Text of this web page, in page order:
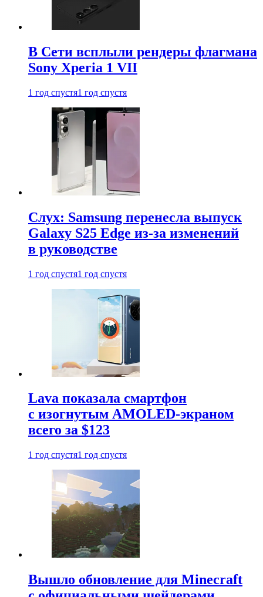
В Сети всплыли рендеры флагмана
Sony Xperia 1 VII
1 год спустя1 год спустя
Слух: Samsung перенесла выпуск
Galaxy S25 Edge из-за изменений
в руководстве
1 год спустя1 год спустя
Lava показала смартфон
с изогнутым AMOLED-экраном
всего за $123
1 год спустя1 год спустя
Вышло обновление для Minecraft